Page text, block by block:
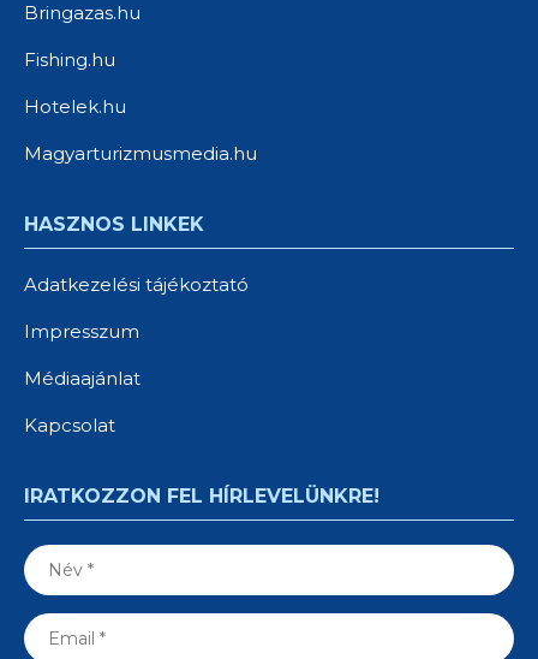
Bringazas.hu
Fishing.hu
Hotelek.hu
Magyarturizmusmedia.hu
HASZNOS LINKEK
Adatkezelési tájékoztató
Impresszum
Médiaajánlat
Kapcsolat
IRATKOZZON FEL HÍRLEVELÜNKRE!